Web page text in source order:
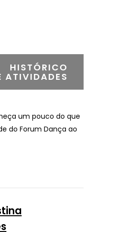
HISTÓRICO
ATIVIDADES
um pouco do que
do Forum Dança ao